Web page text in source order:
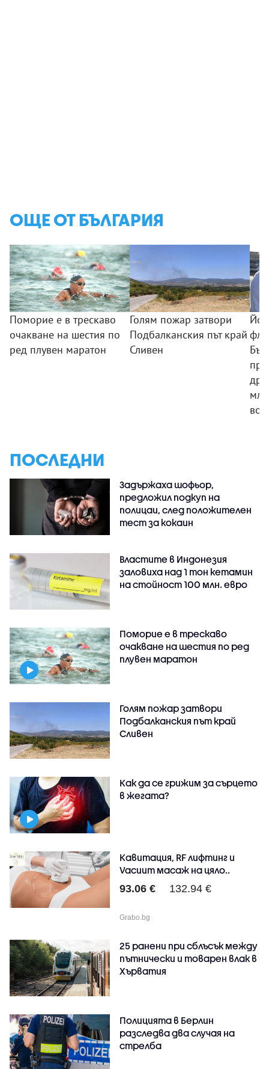
ОЩЕ ОТ БЪЛГАРИЯ
Поморие е в трескаво
очакване на шестия по
ред плувен маратон
Голям пожар затвори
Подбалканския път край
Сливен
ПОСЛЕДНИ
Задържаха шофьор,
предложил подкуп на
полицаи, след положителен
тест за кокаин
Властите в Индонезия
заловиха над 1 тон кетамин
на стойност 100 млн. евро
Поморие е в трескаво
очакване на шестия по ред
плувен маратон
Голям пожар затвори
Подбалканския път край
Сливен
Как да се грижим за сърцето
в жегата?
Кавитация, RF лифтинг и
Vacuum масаж на цяло..
93.06 € 132.94 €
Grabo.bg
25 ранени при сблъсък между
пътнически и товарен влак в
Хърватия
Полицията в Берлин
разследва два случая на
стрелба